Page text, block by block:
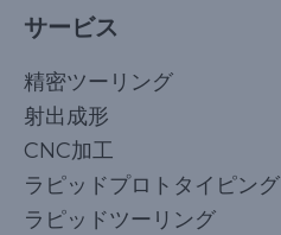
サービス
精密ツーリング
射出成形
CNC加工
ラピッドプロトタイピング
ラピッドツーリング